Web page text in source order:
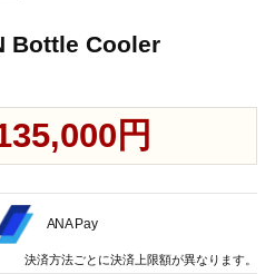
Bottle Cooler
円
ANA Pay
決済方法ごとに決済上限額が異なります。